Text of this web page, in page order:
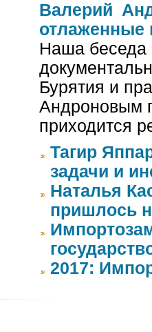
Валерий
отлаженные
Наша беседа
Бурятия и
Андроновым
приходится
Тагир
задачи и
Наталья
пришлось
2017: